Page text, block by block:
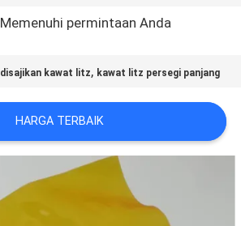
Memenuhi permintaan Anda
disajikan kawat litz, kawat litz persegi panjang
HARGA TERBAIK